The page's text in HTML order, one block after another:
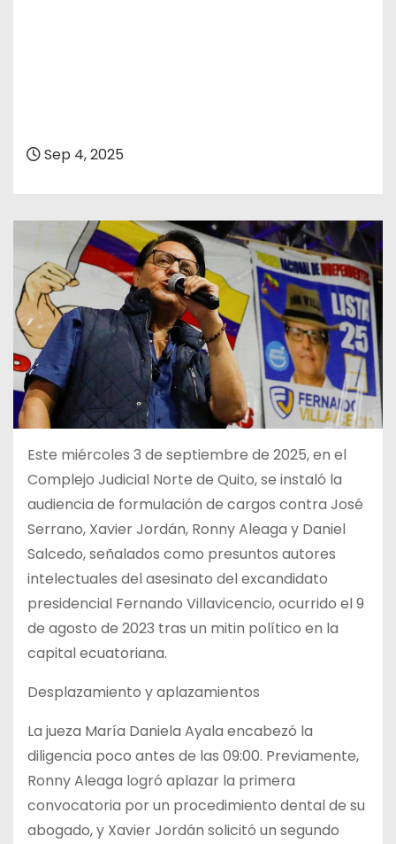
Sep 4, 2025
Este miércoles 3 de septiembre de 2025, en el
Complejo Judicial Norte de Quito, se instaló la
audiencia de formulación de cargos contra José
Serrano, Xavier Jordán, Ronny Aleaga y Daniel
Salcedo, señalados como presuntos autores
intelectuales del asesinato del excandidato
presidencial Fernando Villavicencio, ocurrido el 9
de agosto de 2023 tras un mitin político en la
capital ecuatoriana.
Desplazamiento y aplazamientos
La jueza María Daniela Ayala encabezó la
diligencia poco antes de las 09:00. Previamente,
Ronny Aleaga logró aplazar la primera
convocatoria por un procedimiento dental de su
abogado, y Xavier Jordán solicitó un segundo